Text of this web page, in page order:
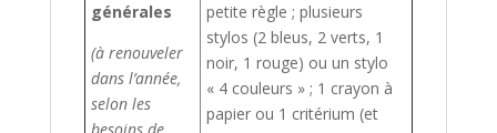
générales
(à renouveler
dans l’année,
selon les
petite règle ; plusieurs
stylos (2 bleus, 2 verts, 1
noir, 1 rouge) ou un stylo
« 4 couleurs » ; 1 crayon à
papier ou 1 critérium (et